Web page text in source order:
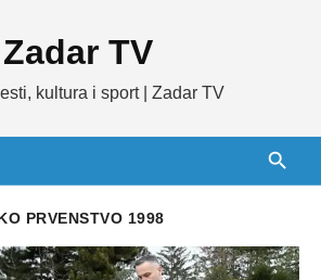
Zadar TV
kultura i sport | Zadar TV
PRVENSTVO 1998